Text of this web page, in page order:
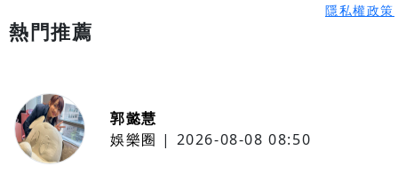
隱私權政策
熱門推薦
郭懿慧
娛樂圈 | 2026-08-08 08:50